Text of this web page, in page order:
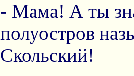
- Мама! А ты
полуостров
Скольский!